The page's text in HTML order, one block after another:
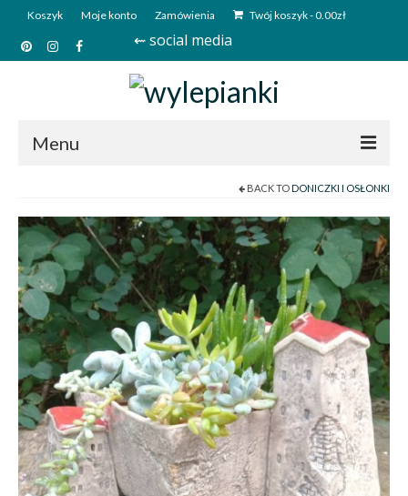
Koszyk Moje konto Zamówienia Twój koszyk-0.00zł
⇜ social media
Menu
Sklep
Kim jesteśmy?
Kontakt
Deutsch
BACK TODONICZKI I OSŁONKI